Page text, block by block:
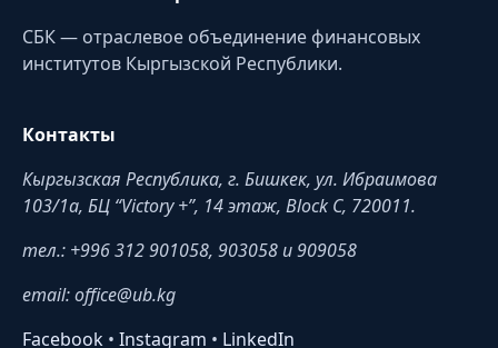
СБК — отраслевое объединение финансовых
институтов Кыргызской Республики.
Контакты
Кыргызская Республика, г. Бишкек, ул. Ибраимова
103/1a, БЦ “Victory +”, 14 этаж, Block C, 720011.
тел.: +996 312 901058, 903058 и 909058
email: office@ub.kg
Facebook • Instagram • LinkedIn